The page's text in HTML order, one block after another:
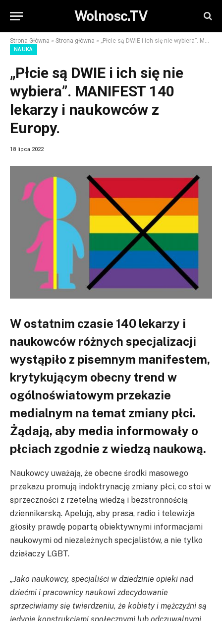
Wolnosc.TV
Strona Główna » Strona główna » „Płcie są DWIE i ich się nie wybiera”. MANIFEST 140 lekarzy i naukowców z Europy.
NAUKA
„Płcie są DWIE i ich się nie
wybiera”. MANIFEST 140
lekarzy i naukowców z
Europy.
18 lipca 2022
W ostatnim czasie 140 lekarzy i
naukowców różnych specjalizacji
wystąpiło z pisemnym manifestem,
krytykującym obecny trend w
ogólnoświatowym przekazie
medialnym na temat zmiany płci.
Żądają, aby media informowały o
płciach zgodnie z wiedzą naukową.
Naukowcy uważają, że obecne środki masowego
przekazu promują indoktrynację zmiany płci, co stoi w
sprzeczności z rzetelną wiedzą i bezstronnością
dziennikarską. Apelują, aby prasa, radio i telewizja
głosiły prawdę popartą obiektywnymi informacjami
naukowymi od niezależnych specjalistów, a nie tylko
działaczy LGBT.
„Jako naukowcy, specjaliści w dziedzinie opieki nad
dziećmi i pracownicy naukowi zdecydowanie
sprzeciwiamy się twierdzeniu, że kobiety i mężczyźni są